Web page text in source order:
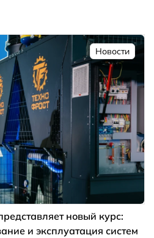
Новости
новый курс:
и эксплуатация систем